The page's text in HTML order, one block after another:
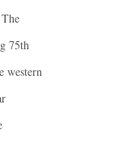
75th
western